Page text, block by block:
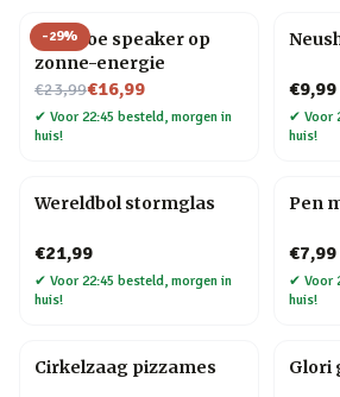
-29%
Bamboe speaker op
zonne-energie
€23,99
Nu voor€16,99
✔ Voor 22:45 besteld, morgen in
huis!
€9,99
✔ Voor
huis!
Wereldbol stormglas
€21,99
✔ Voor 22:45 besteld, morgen in
huis!
Pen
€7,99
✔ Voor
huis!
Cirkelzaag pizzames Glori